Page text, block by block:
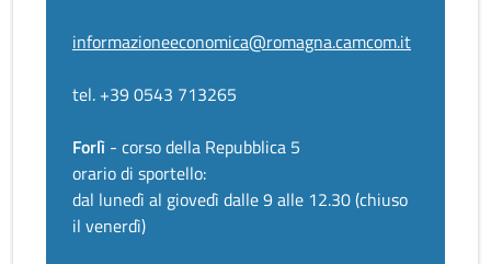
informazioneeconomica@romagna.camcom.it
tel. +39 0543 713265
Forlì - corso della Repubblica 5
orario di sportello:
dal lunedì al giovedì dalle 9 alle 12.30 (chiuso
il venerdì)